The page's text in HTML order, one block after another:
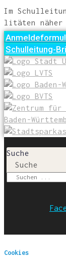
Im
li­tä­ten
Schul­lei­tung-
Suche
Suche
Cookies